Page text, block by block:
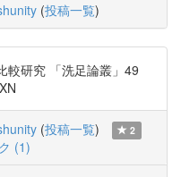
(投稿一覧)
較研究 「洗足論叢」49
(投稿一覧)
2
(1)